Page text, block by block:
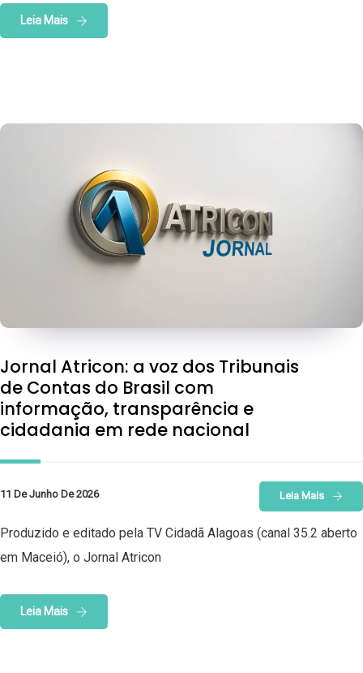
Leia Mais
Jornal Atricon: a voz dos Tribunais
de Contas do Brasil com
informação, transparência e
cidadania em rede nacional
11 De Junho De 2026 Leia Mais
Produzido e editado pela TV Cidadã Alagoas (canal 35.2 aberto
em Maceió), o Jornal Atricon
Leia Mais